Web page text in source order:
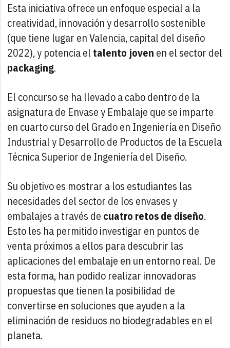
Esta iniciativa ofrece un enfoque especial a la
creatividad, innovación y desarrollo sostenible
(que tiene lugar en Valencia, capital del diseño
2022), y potencia el talento joven en el sector del
packaging.
El concurso se ha llevado a cabo dentro de la
asignatura de Envase y Embalaje que se imparte
en cuarto curso del Grado en Ingeniería en Diseño
Industrial y Desarrollo de Productos de la Escuela
Técnica Superior de Ingeniería del Diseño.
Su objetivo es mostrar a los estudiantes las
necesidades del sector de los envases y
embalajes a través de cuatro retos de diseño.
Esto les ha permitido investigar en puntos de
venta próximos a ellos para descubrir las
aplicaciones del embalaje en un entorno real. De
esta forma, han podido realizar innovadoras
propuestas que tienen la posibilidad de
convertirse en soluciones que ayuden a la
eliminación de residuos no biodegradables en el
planeta.